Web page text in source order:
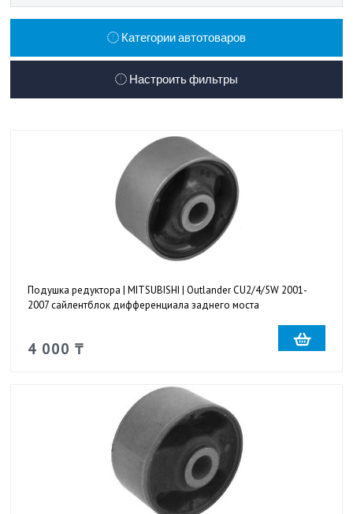
Категории автотоваров
Настроить фильтры
Подушка редуктора | MITSUBISHI | Outlander CU2/4/5W 2001-
2007 сайлентблок дифференциала заднего моста
4 000 ₸